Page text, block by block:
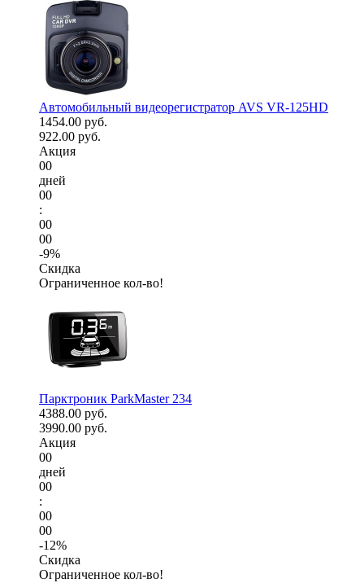
Автомобильный видеорегистратор AVS VR-125HD
1454.00 руб.
922.00 руб.
Акция
00
дней
00
:
00
00
-9%
Скидка
Ограниченное кол-во!
Парктроник ParkMaster 234
4388.00 руб.
3990.00 руб.
Акция
00
дней
00
:
00
00
-12%
Скидка
Ограниченное кол-во!